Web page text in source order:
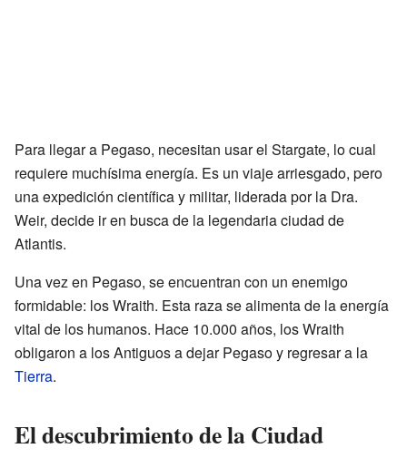
Para llegar a Pegaso, necesitan usar el Stargate, lo cual
requiere muchísima energía. Es un viaje arriesgado, pero
una expedición científica y militar, liderada por la Dra.
Weir, decide ir en busca de la legendaria ciudad de
Atlantis.
Una vez en Pegaso, se encuentran con un enemigo
formidable: los Wraith. Esta raza se alimenta de la energía
vital de los humanos. Hace 10.000 años, los Wraith
obligaron a los Antiguos a dejar Pegaso y regresar a la
Tierra.
El descubrimiento de la Ciudad